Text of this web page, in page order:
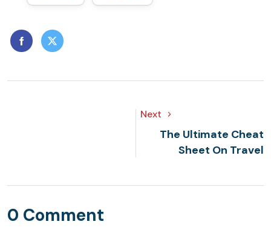
Next
The Ultimate Cheat
Sheet On Travel
0 Comment